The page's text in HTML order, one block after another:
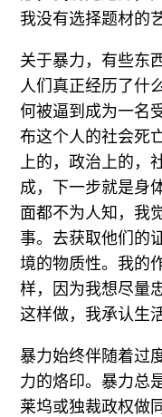
我没有选择题材的
关于暴力，有些东
人们真正经历了什
何被逼到成为一名
布这个人的社会
上的，政治上的
成，下一步就是身
面都不为人知，我
事。去获取他们的
境的物质性。我的
样，因为我想尽量
这样做，我承认生
暴力始终伴随着过
力的烙印。暴力总
莱坞或独裁政权做